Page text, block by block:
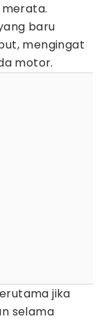
baru
mengingat
motor.
jika
selama